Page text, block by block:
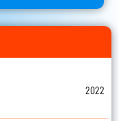
2022